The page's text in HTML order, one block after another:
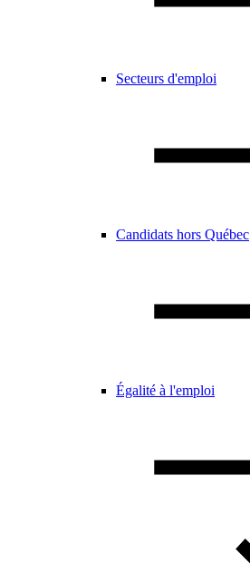
Secteurs d'emploi
Candidats hors Québec
Égalité à l'emploi